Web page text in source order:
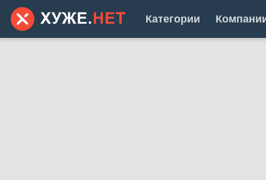
Категории